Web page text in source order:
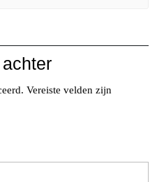
Vereiste velden zijn